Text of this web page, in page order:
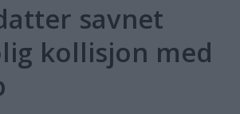
savnet
kollisjon med